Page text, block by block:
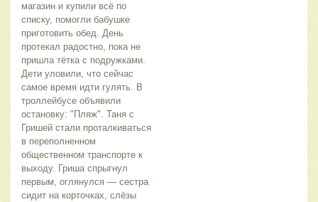
магазин и купили всё по
списку, помогли бабушке
приготовить обед. День
протекал радостно, пока не
пришла тётка с подружками.
Дети уловили, что сейчас
самое время идти гулять. В
троллейбусе объявили
остановку: "Пляж". Таня с
Гришей стали проталкиваться
в переполненном
общественном транспорте к
выходу. Гриша спрыгнул
первым, оглянулся — сестра
сидит на корточках, слёзы